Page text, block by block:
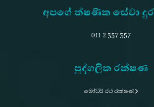
අපගේ ක්ෂණික සේවා
011 2 357 357
පුද්ගලික රක්ෂණ
මෝටර් රථ රක්ෂණ